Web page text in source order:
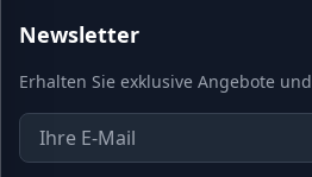
Newsletter
Erhalten Sie exklusive Angebote